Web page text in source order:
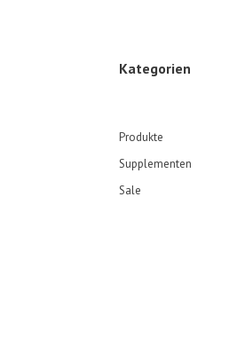
Kategorien
Produkte
Supplementen
Sale